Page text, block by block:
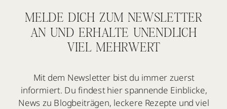
MELDE DICH ZUM NEWSLETTER
AN UND ERHALTE UNENDLICH
VIEL MEHRWERT
Mit dem Newsletter bist du immer zuerst
informiert. Du findest hier spannende Einblicke,
News zu Blogbeiträgen, leckere Rezepte und viel